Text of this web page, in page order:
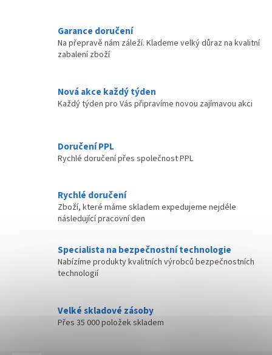
Garance doručení
Na přepravě nám záleží. Klademe velký důraz na kvalitní
zabalení zboží
Nová akce každý týden
Každý týden pro Vás připravíme novou zajímavou akci
Doručení PPL
Rychlé doručení přes společnost PPL
Rychlé doručení
Zboží, které máme skladem expedujeme nejdéle
následující pracovní den
Specialista na bezpečnostní technologie
Nabízíme produkty kvalitních výrobců bezpečnostních
technologií
Velké skladové zásoby
Přes 35 000 položek skladem